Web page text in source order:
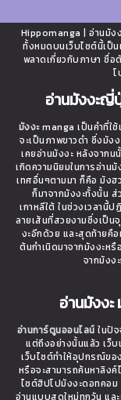
Hippomanga | อ่านมัง
ทั้งหมดบนเว็บไซต์นี้เป็
พลาดเกี่ยวกับภาษา ชื่อ
โ
อ่านมังงะญี่
มังงะmanga เป็นคำที่ใ
จะเป็นภาพขาวดำ ซึ่งมัง
เคยอ่านมังงะ หลังจาก
เกิดความนิยมในการอ่าน
เทศอื่นๆตามมา ก็คือ มังฮ
ก็มาจากมังงะทั้งนั้น ส่
เกาหลีใต้ ในช่วงเวลานี้
ลายเส้นที่สวยงามซึ่งเป็น
งะอีกด้วย และสุดท้ายคื
ต้นกำเนิดมาจากมังงะห
จากมังง
อ่านมังงะ
อ่านการ์ตูนออนไลน์ ในปั
แต่ถึงอย่างนั้นแล้ว เว็บ
เว็บไซต์ทำให้อุปกรณ์ขอ
หรือจะสามารถค้นหาลิง
ไซต์ฮิปโปมังงะดอทคอม
อ่านแบบสดใหม่ทุกวัน แล